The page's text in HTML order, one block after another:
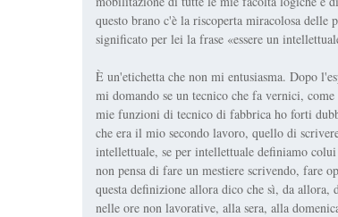
questo brano c'è la riscoperta miracolosa
significato per lei la frase «essere un
È un'etichetta che non mi entusiasma. Dopo
mi domando se un tecnico che fa vernici,
mie funzioni di tecnico di fabbrica ho forti
che era il mio secondo lavoro, quello di
intellettuale, se per intellettuale definiamo
non pensa di fare un mestiere scrivendo, fare
questa definizione allora dico che sì, da allora,
nelle ore non lavorative, alla sera, alla